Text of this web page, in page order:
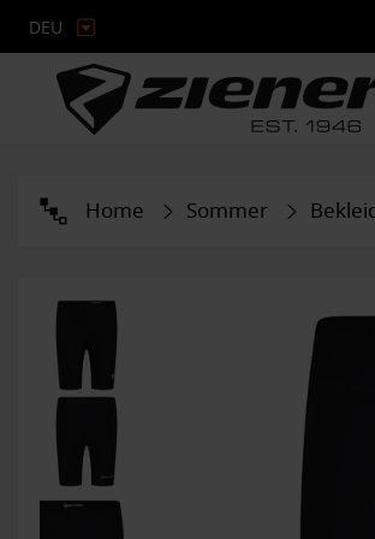
DEU
Home Sommer